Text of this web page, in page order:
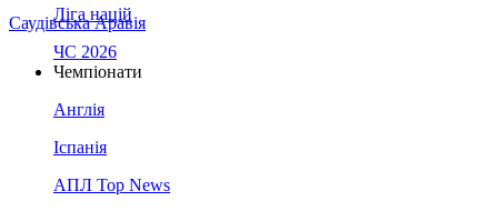
Саудівська Аравія
Ліга націй
ЧС 2026
Чемпіонати
Англія
Іспанія
АПЛ Top News